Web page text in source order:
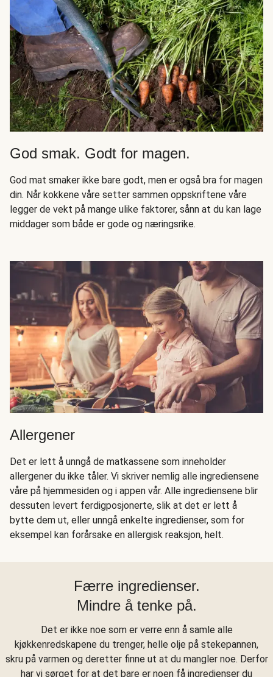
God smak. Godt for magen.
God mat smaker ikke bare godt, men er også bra for magen
din. Når kokkene våre setter sammen oppskriftene våre
legger de vekt på mange ulike faktorer, sånn at du kan lage
middager som både er gode og næringsrike.
Allergener
Det er lett å unngå de matkassene som inneholder
allergener du ikke tåler. Vi skriver nemlig alle ingrediensene
våre på hjemmesiden og i appen vår. Alle ingrediensene blir
dessuten levert ferdigposjonerte, slik at det er lett å
bytte dem ut, eller unngå enkelte ingredienser, som for
eksempel kan forårsake en allergisk reaksjon, helt.
Færre ingredienser.
Mindre å tenke på.
Det er ikke noe som er verre enn å samle alle
kjøkkenredskapene du trenger, helle olje på stekepannen,
skru på varmen og deretter finne ut at du mangler noe. Derfor
har vi sørget for at det bare er noen få ingredienser du